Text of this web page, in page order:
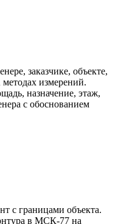
заказчике, объекте,
измерений.
назначение, этаж,
с обоснованием
с границами объекта.
в МСК-77 на